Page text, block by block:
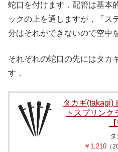
蛇口を付けます．配管は基本
ックの上を通しますが，「ス
分はそれができないので空中
それぞれの蛇口の先にはタカ
す．
タカギ(takagi)
トスプリン
タ
￥1,210（